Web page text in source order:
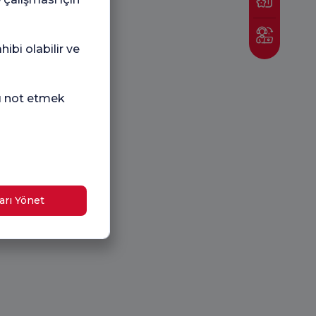
olabilir ve
not etmek
Yönet